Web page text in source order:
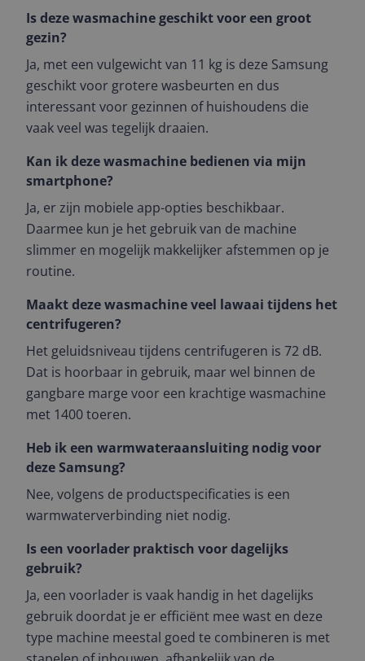
Is deze wasmachine geschikt voor een groot
gezin?
Ja, met een vulgewicht van 11 kg is deze Samsung
geschikt voor grotere wasbeurten en dus
interessant voor gezinnen of huishoudens die
vaak veel was tegelijk draaien.
Kan ik deze wasmachine bedienen via mijn
smartphone?
Ja, er zijn mobiele app-opties beschikbaar.
Daarmee kun je het gebruik van de machine
slimmer en mogelijk makkelijker afstemmen op je
routine.
Maakt deze wasmachine veel lawaai tijdens het
centrifugeren?
Het geluidsniveau tijdens centrifugeren is 72 dB.
Dat is hoorbaar in gebruik, maar wel binnen de
gangbare marge voor een krachtige wasmachine
met 1400 toeren.
Heb ik een warmwateraansluiting nodig voor
deze Samsung?
Nee, volgens de productspecificaties is een
warmwaterverbinding niet nodig.
Is een voorlader praktisch voor dagelijks
gebruik?
Ja, een voorlader is vaak handig in het dagelijks
gebruik doordat je er efficiënt mee wast en deze
type machine meestal goed te combineren is met